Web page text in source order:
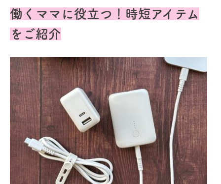
働くママに役立つ！時短アイテム
をご紹介